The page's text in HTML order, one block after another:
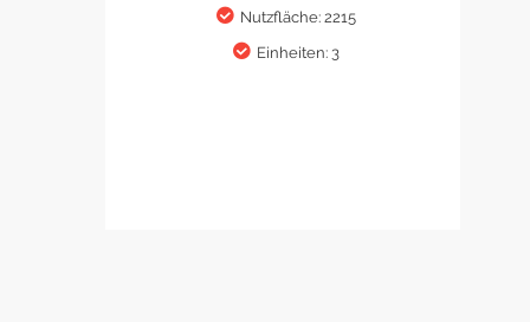
Nutzfläche: 2215
Einheiten: 3